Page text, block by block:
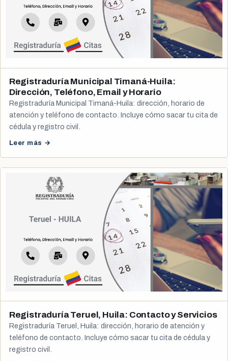
Registraduría Municipal Timaná-Huila:
Dirección, Teléfono, Email y Horario
Registraduría Municipal Timaná-Huila: dirección, horario de
atención y teléfono de contacto. Incluye cómo sacar tu cita de
cédula y registro civil.
Leer más →
Registraduría Teruel, Huila: Contacto y Servicios
Registraduría Teruel, Huila: dirección, horario de atención y
teléfono de contacto. Incluye cómo sacar tu cita de cédula y
registro civil.